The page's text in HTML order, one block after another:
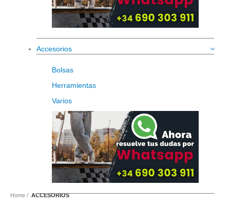
Accesorios
Bolsas
Herramientas
Varios
Home ACCESORIOS